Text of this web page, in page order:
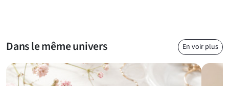
Dans le même univers En voir plus